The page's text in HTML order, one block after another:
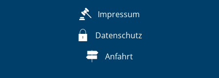
Impressum
Datenschutz
Anfahrt